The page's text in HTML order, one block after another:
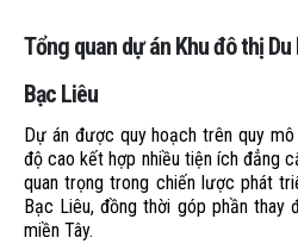
Tổng quan dự án Khu đô thị
Bạc Liêu
Dự án được quy hoạch trên quy
độ cao kết hợp nhiều tiện ích đẳng
quan trọng trong chiến lược phát
Bạc Liêu, đồng thời góp phần thay
miền Tây.